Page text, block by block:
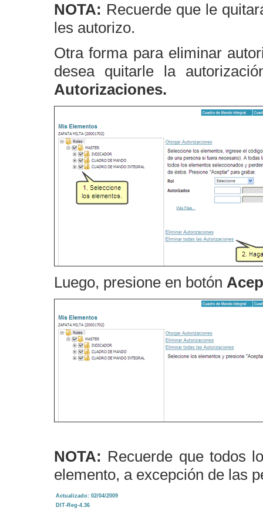
NOTA: Recuerde que le
les autorizo.
Otra forma para eliminar
desea quitarle la
Autorizaciones.
Luego, presione en botón
NOTA: Recuerde que todos
elemento, a excepción de las
Actualizado: 02/04/2009
DIT-Reg-4.36